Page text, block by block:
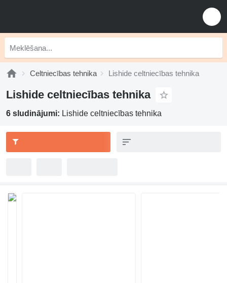
Celtniecības tehnika Lishide celtniecības tehnika
Lishide celtniecības tehnika
6 sludinājumi: Lishide celtniecības tehnika